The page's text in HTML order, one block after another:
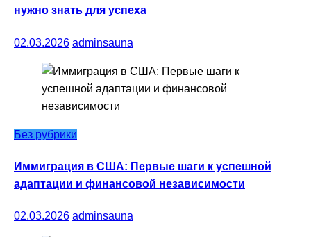
нужно знать для успеха
02.03.2026 adminsauna
Без рубрики
Иммиграция в США: Первые шаги к успешной
адаптации и финансовой независимости
02.03.2026 adminsauna